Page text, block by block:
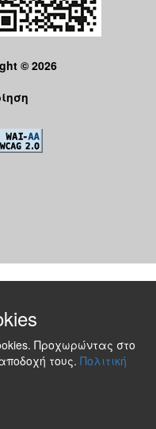
© 2026
Προχωρώντας στο
τους. Πολιτική